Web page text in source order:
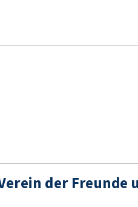
der Freunde